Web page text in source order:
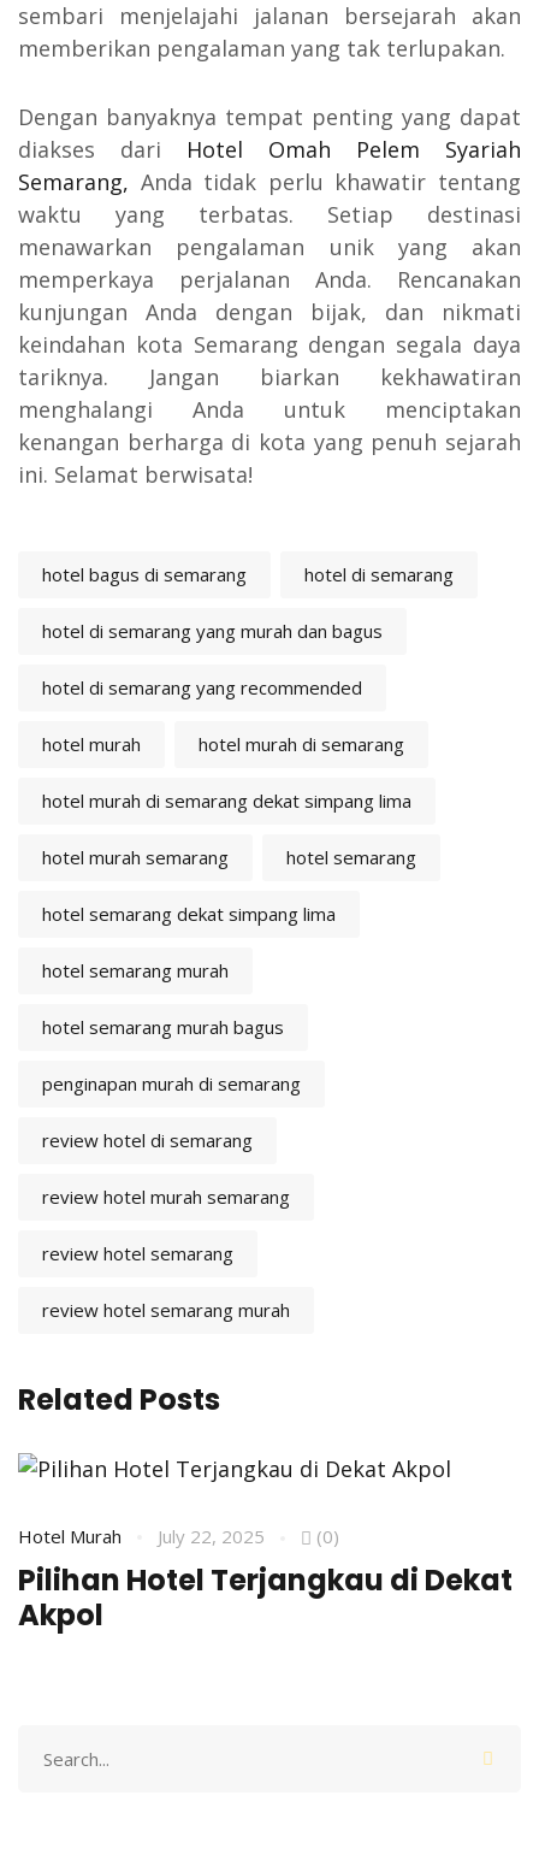
sembari menjelajahi jalanan bersejarah akan
memberikan pengalaman yang tak terlupakan.
Dengan banyaknya tempat penting yang dapat
diakses dari Hotel Omah Pelem Syariah
Semarang, Anda tidak perlu khawatir tentang
waktu yang terbatas. Setiap destinasi
menawarkan pengalaman unik yang akan
memperkaya perjalanan Anda. Rencanakan
kunjungan Anda dengan bijak, dan nikmati
keindahan kota Semarang dengan segala daya
tariknya. Jangan biarkan kekhawatiran
menghalangi Anda untuk menciptakan
kenangan berharga di kota yang penuh sejarah
ini. Selamat berwisata!
hotel bagus di semarang hotel di semarang
hotel di semarang yang murah dan bagus
hotel di semarang yang recommended
hotel murah hotel murah di semarang
hotel murah di semarang dekat simpang lima
hotel murah semarang hotel semarang
hotel semarang dekat simpang lima
hotel semarang murah
hotel semarang murah bagus
penginapan murah di semarang
review hotel di semarang
review hotel murah semarang
review hotel semarang
review hotel semarang murah
Related Posts
Hotel Murah July 22, 2025 (0)
Pilihan Hotel Terjangkau di Dekat
Akpol
for: